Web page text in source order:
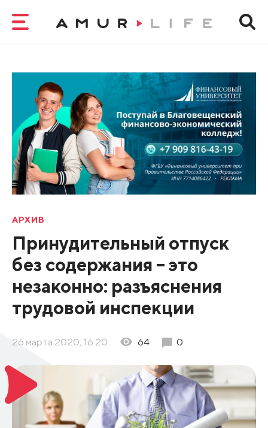
АРХИВ
Принудительный отпуск
без содержания – это
незаконно: разъяснения
трудовой инспекции
26 марта 2020, 16:20 64 0